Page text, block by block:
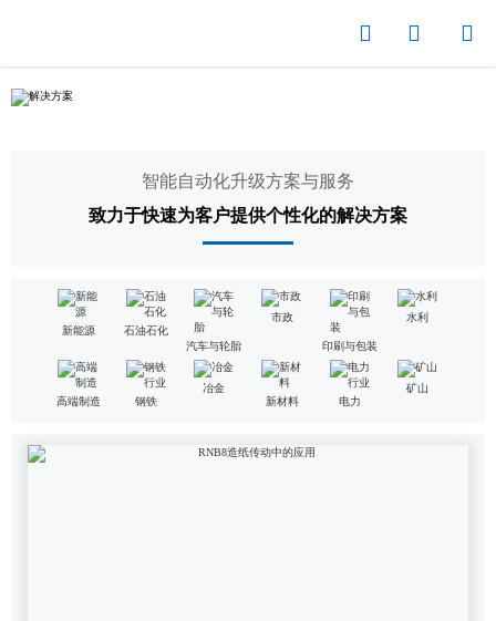
  
智能自动化升级方案与服务
致力于快速为客户提供个性化的解决方案
新能源
石油石化
汽车与轮胎
市政
印刷与包装
水利
高端制造 钢铁
冶金
新材料
电力
矿山